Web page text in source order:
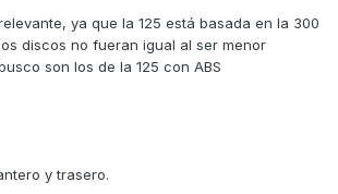
ya que la 125 está basada en la 300
discos no fueran igual al ser menor
son los de la 125 con ABS
y trasero.